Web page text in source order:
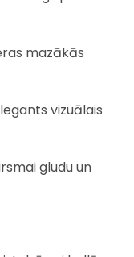
mazākās
vizuālais
gludu un